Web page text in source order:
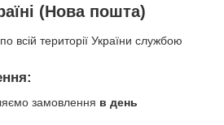
(Нова пошта)
всій території України службою
замовлення в день